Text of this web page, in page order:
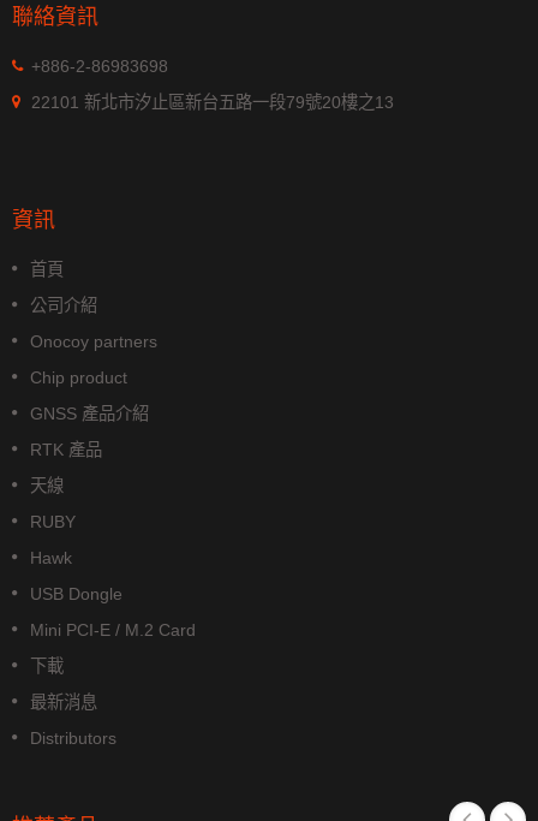
聯絡資訊
+886-2-86983698
22101 新北市汐止區新台五路一段79號20樓之13
資訊
首頁
公司介紹
Onocoy partners
Chip product
GNSS 產品介紹
RTK 產品
天線
RUBY
Hawk
USB Dongle
Mini PCI-E / M.2 Card
下載
最新消息
Distributors